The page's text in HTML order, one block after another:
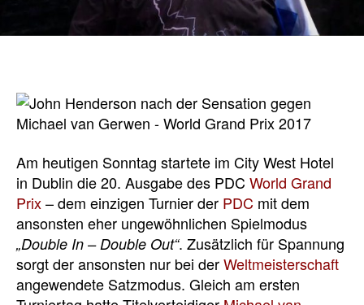
Am heutigen Sonntag startete im City West Hotel
in Dublin die 20. Ausgabe des PDC World Grand
Prix– dem einzigen Turnier der PDC mit dem
ansonsten eher ungewöhnlichen Spielmodus
„Double In – Double Out“. Zusätzlich für Spannung
sorgt der ansonsten nur bei derWeltmeisterschaft
angewendete Satzmodus. Gleich am ersten